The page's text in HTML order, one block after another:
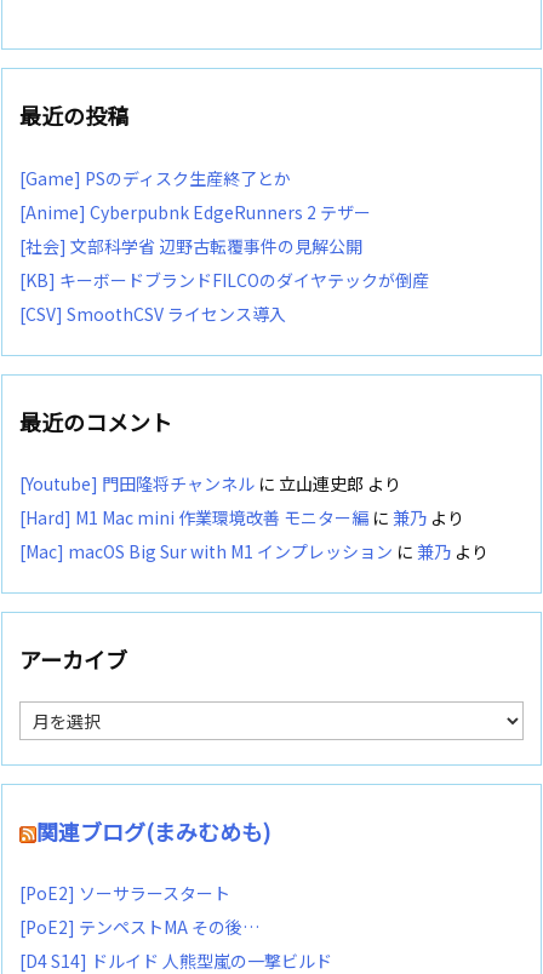
最近の投稿
[Game] PSのディスク生産終了とか
[Anime] Cyberpubnk EdgeRunners 2 テザー
[社会] 文部科学省 辺野古転覆事件の見解公開
[KB] キーボードブランドFILCOのダイヤテックが倒産
[CSV] SmoothCSV ライセンス導入
最近のコメント
[Youtube] 門田隆将チャンネル に 立山連史郎 より
[Hard] M1 Mac mini 作業環境改善 モニター編 に 兼乃 より
[Mac] macOS Big Sur with M1 インプレッション に 兼乃 より
アーカイブ
ア
ー
カ
イ
関連ブログ(まみむめも)
[PoE2] ソーサラースタート
[PoE2] テンペストMA その後…
[D4 S14] ドルイド 人熊型嵐の一撃ビルド